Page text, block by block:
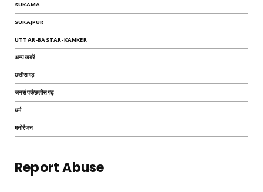
SUKAMA
SURAJPUR
UTTAR-BASTAR-KANKER
अन्यखबरें
छत्तीसगढ़
जनसंपर्कछत्तीसगढ़
धर्म
मनोरंजन
Report Abuse